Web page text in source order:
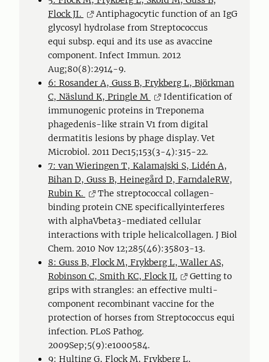
Flock JI.
Antiphagocytic function of an IgG
glycosyl hydrolase from Streptococcus
equi subsp. equi and its use as avaccine
component. Infect Immun. 2012
Aug;80(8):2914-9.
6: Rosander A, Guss B, Frykberg L, Björkman
C, Näslund K, Pringle M
Identification of
immunogenic proteins in Treponema
phagedenis-like strain V1 from digital
dermatitis lesions by phage display. Vet
Microbiol. 2011 Dec15;153(3-4):315-22.
7: van Wieringen T, Kalamajski S, Lidén A,
Bihan D, Guss B, Heinegård D, FarndaleRW,
Rubin K.
The streptococcal collagen-
binding protein CNE specificallyinterferes
with alphaVbeta3-mediated cellular
interactions with triple helicalcollagen. J Biol
Chem. 2010 Nov 12;285(46):35803-13.
8: Guss B, Flock M, Frykberg L, Waller AS,
Robinson C, Smith KC, Flock JI.
Getting to
grips with strangles: an effective multi-
component recombinant vaccine for the
protection of horses from Streptococcus equi
infection. PLoS Pathog.
2009Sep;5(9):e1000584.
9: Hulting G, Flock M, Frykberg L,